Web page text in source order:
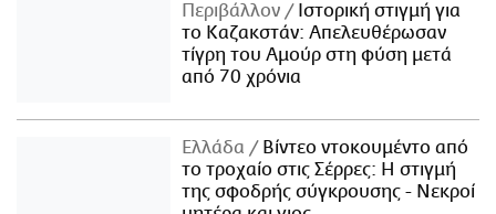
Περιβάλλον
Ιστορική στιγμή για
το Καζακστάν: Απελευθέρωσαν
τίγρη του Αμούρ στη φύση μετά
από 70 χρόνια
Ελλάδα
Βίντεο ντοκουμέντο από
το τροχαίο στις Σέρρες: Η στιγμή
της σφοδρής σύγκρουσης - Νεκροί